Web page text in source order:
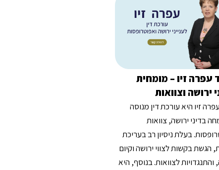
עפרה זיו – מומחית
ירושה וצוואות
זיו היא עורכת דין מנוסה
בדיני ירושה, צוואות
בעלת ניסיון רב בעריכת
הגשת בקשות לצווי ירושה וקיום
והתנגדויות לצוואות. בנוסף, היא